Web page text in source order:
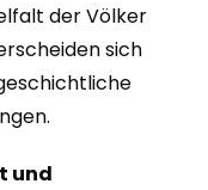
der Völker
sich
und